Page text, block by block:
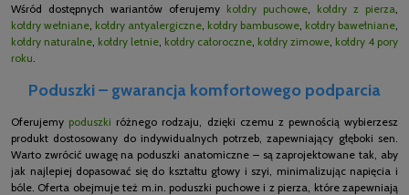
Wśród dostępnych wariantów oferujemy kołdry puchowe kołdry z pierza
kołdry wełniane kołdry antyalergiczne kołdry bambusowe kołdry bawełniane
kołdry naturalne kołdry letnie kołdry całoroczne kołdry zimowe kołdry 4 pory
roku
Poduszki – gwarancja komfortowego podparcia
Oferujemy poduszki różnego rodzaju, dzięki czemu z pewnością wybierzesz
produkt dostosowany do indywidualnych potrzeb, zapewniający głęboki sen.
Warto zwrócić uwagę na poduszki anatomiczne – są zaprojektowane tak, aby
jak najlepiej dopasować się do kształtu głowy i szyi, minimalizując napięcia i
bóle. Oferta obejmuje też m.in. poduszki puchowe i z pierza, które zapewniają